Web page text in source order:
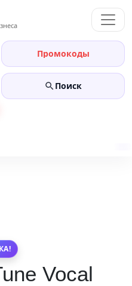
Промокоды
Поиск
Vocal